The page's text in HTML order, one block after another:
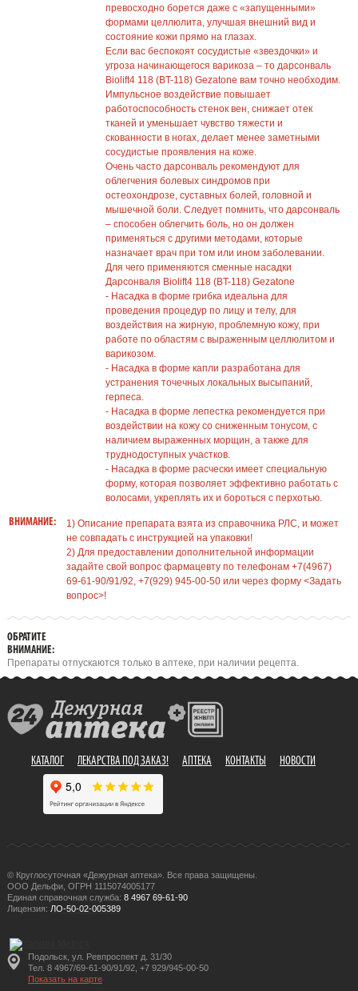
превосходно борется даже с «запущенными»
формами целлюлита, улучшая внешний вид и
состояние кожи прямо на глазах.
Если вас беспокоят сосудистые «звездочки» и
угроза начинающегося варикоза – то дарсонваль
Biolift4 118 (BT-118) Gezatone вам точно необходим.
Импульсное воздействие повышает
работоспособность стенок вен, снижает отек
тканей и уменьшает чувство тяжести и
скованности в ногах, делает менее заметными
сосудистые проявления на коже.
Очень часто дарсонваль рекомендуют для
облегчения болевых синдромов при
остеохондрозе, суставных болей, головной и
мышечной боли. Следует помнить, что дарсонваль
– способен облегчить боль, но он должен
применяться с другими методами, которые
назначает врач при том или ином заболевании.
Для чего применяются сменные насадки
Дарсонваля Biolift4 118 (BT-118) Gezatone
- Насадка в форме грибка идеальна для
проведения процедур по лицу и телу, для
воздействия на жирную, проблемную кожу, при
работе по областям с выраженным целлюлитом и
варикозом.
- Насадка в форме капли разработана для
устранения точечных локальных высыпаний,
герпеса.
- Насадка в форме лепестка рекомендуется при
воздействии на кожу со сниженным тонусом, с
наличием выраженных морщин, а также для
труднодоступных участков.
- Насадка в форме расчески имеет специальную
форму, которая позволяет эффективно работать с
волосами, укреплять их и бороться с перхотью.
ВНИМАНИЕ:
1) Описание препарата взята из справочника РЛС, и может
не совпадать с инструкцией на упаковки!
2) Для предоставлении дополнительной информации
задайте свой вопрос фармацевту по телефонам +7(4967)
69-61-90/91/92, +7(929) 945-00-50 или через форму <Задать
вопрос>!
ОБРАТИТЕ
ВНИМАНИЕ:
Препараты отпускаются только в аптеке, при наличии рецепта.
КАТАЛОГ ЛЕКАРСТВА ПОД ЗАКАЗ! АПТЕКА КОНТАКТЫ НОВОСТИ
© Круглосуточная «Дежурная аптека». Все права защищены.
ООО Дельфи, ОГРН 1115074005177
Единая справочная служба: 8 4967 69-61-90
Лицензия: ЛО-50-02-005389
Подольск, ул. Ревпроспект д. 31/30
Тел. 8 4967/69-61-90/91/92, +7 929/945-00-50
Показать на карте